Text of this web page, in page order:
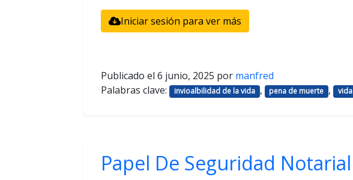
Iniciar sesión para ver más
Publicado el 6 junio, 2025 por manfred
Palabras clave:
invioalbilidad de la vida , pena de muerte , vida
Papel De Seguridad Notarial